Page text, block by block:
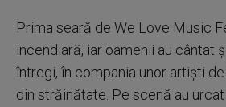
Prima seară de We Love Music
incendiară, iar oamenii au cântat
întregi, în compania unor artiști
din străinătate. Pe scenă au